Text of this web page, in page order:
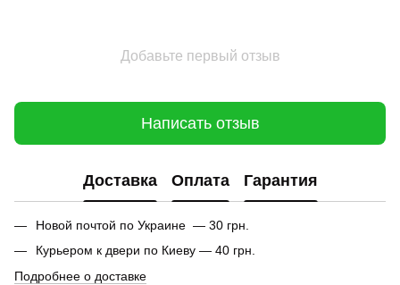
Добавьте первый отзыв
Написать отзыв
Доставка Оплата Гарантия
Новой почтой по Украине — 30 грн.
Курьером к двери по Киеву — 40 грн.
Подробнее о доставке